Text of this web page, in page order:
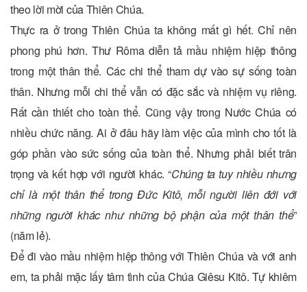
theo lời mời của Thiên Chúa.
Thực ra ở trong Thiên Chúa ta không mất gì hết. Chỉ nên
phong phú hơn. Thư Rôma diễn tả mầu nhiệm hiệp thông
trong một thân thể. Các chi thể tham dự vào sự sống toàn
thân. Nhưng mỗi chi thể vẫn có đặc sắc và nhiệm vụ riêng.
Rất cần thiết cho toàn thể. Cũng vậy trong Nước Chúa có
nhiều chức năng. Ai ở đâu hãy làm việc của mình cho tốt là
góp phần vào sức sống của toàn thể. Nhưng phải biết trân
trọng và kết hợp với người khác. “Chúng ta tuy nhiều nhưng
chỉ là một thân thể trong Đức Kitô, mỗi người liên đới với
những người khác như những bộ phận của một thân thể”
(năm lẻ).
Để đi vào mầu nhiệm hiệp thông với Thiên Chúa và với anh
em, ta phải mặc lấy tâm tình của Chúa Giêsu Kitô. Tự khiêm